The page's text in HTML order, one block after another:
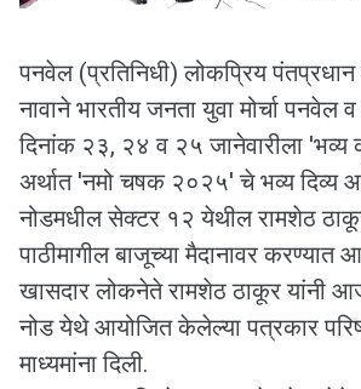
पनवेल (प्रतिनिधी) लोकप्रिय पंतप्रधान
नावाने भारतीय जनता युवा मोर्चा पनवेल
दिनांक २३, २४ व २५ जानेवारीला 'भव्य
अर्थात 'नमो चषक २०२५' चे भव्य दिव्य
नोडमधील सेक्टर १२ येथील रामशेठ
पाठीमागील बाजूच्या मैदानावर करण्यात
खासदार लोकनेते रामशेठ ठाकूर यांनी
नोड येथे आयोजित केलेल्या पत्रकार
माध्यमांना दिली.